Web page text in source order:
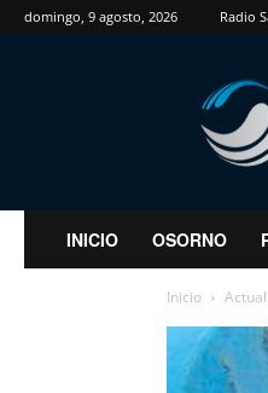
domingo, 9 agosto, 2026 Radio
INICIO OSORNO
Inicio